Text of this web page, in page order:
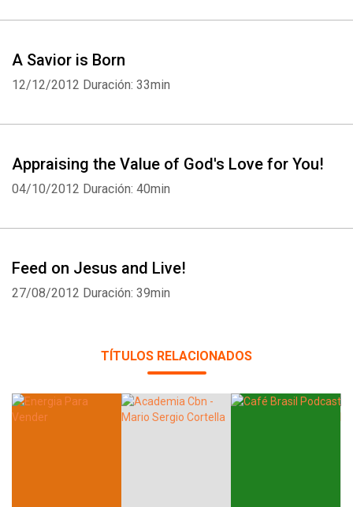
A Savior is Born
12/12/2012 Duración: 33min
Appraising the Value of God's Love for You!
04/10/2012 Duración: 40min
Feed on Jesus and Live!
27/08/2012 Duración: 39min
TÍTULOS RELACIONADOS
Whatsapp Facebook Twitter E-mail